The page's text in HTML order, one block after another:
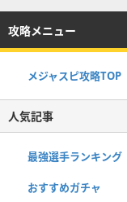
攻略メニュー
メジャスピ攻略TOP
人気記事
最強選手ランキング
おすすめガチャ